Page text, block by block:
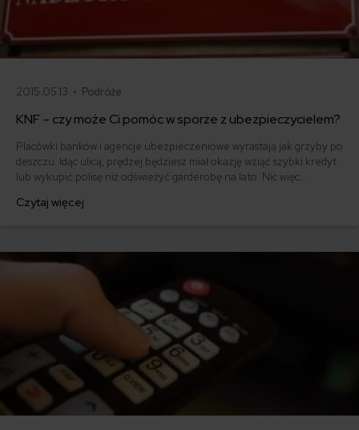
2015.05.13 • Podróże
KNF – czy może Ci pomóc w sporze z ubezpieczycielem?
Placówki banków i agencje ubezpieczeniowe wyrastają jak grzyby po
deszczu. Idąc ulicą, prędzej będziesz miał okazję wziąć szybki kredyt
lub wykupić polisę niż odświeżyć garderobę na lato. Nic więc
rynkiem finansowym musi być nadzór. W Polsce tę rolę pełni KNF.
Czytaj więcej